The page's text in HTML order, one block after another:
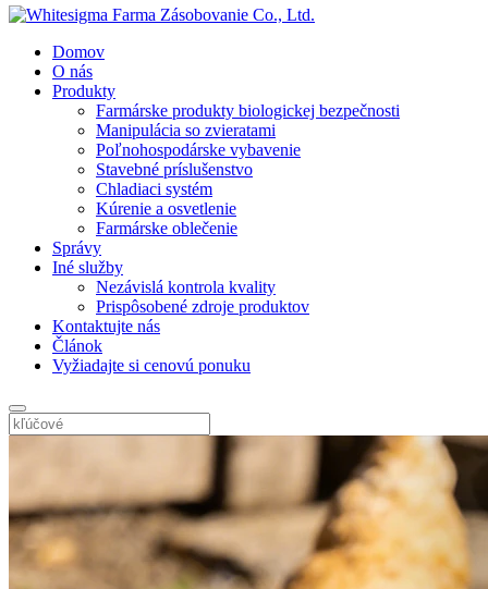
Domov
O nás
Produkty
Farmárske produkty biologickej bezpečnosti
Manipulácia so zvieratami
Poľnohospodárske vybavenie
Stavebné príslušenstvo
Chladiaci systém
Kúrenie a osvetlenie
Farmárske oblečenie
Správy
Iné služby
Nezávislá kontrola kvality
Prispôsobené zdroje produktov
Kontaktujte nás
Článok
Vyžiadajte si cenovú ponuku